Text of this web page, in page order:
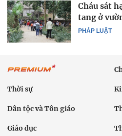
PHÁP LUẬT
Cháu sát
tang ở
Thời sự
Dân tộc và Tôn giáo
Giáo dục